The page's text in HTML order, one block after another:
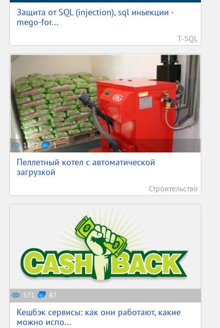
Защита от SQL (injection), sql иньекции -
mego-for...
T-SQL
1892 1
Пеллетный котел с автоматической
загрузкой
Строительство
571 87
Кешбэк сервисы: как они работают, какие
можно испо...